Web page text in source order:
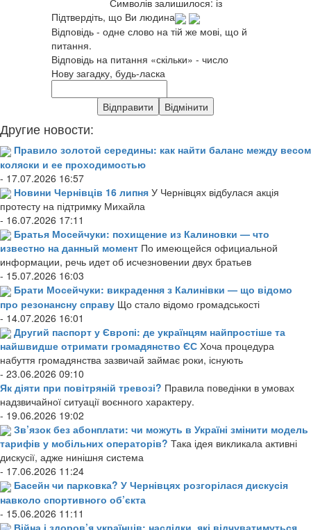
Символів залишилося: із
Підтвердіть, що Ви людина
Відповідь - одне слово на тій же мові, що й
питання.
Відповідь на питання «скільки» - число
Нову загадку, будь-ласка
Другие новости:
Правило золотой середины: как найти баланс между весом
коляски и ее проходимостью
- 17.07.2026 16:57
Новини Чернівців 16 липня У Чернівцях відбулася акція
протесту на підтримку Михайла
- 16.07.2026 17:11
Братья Мосейчуки: похищение из Калиновки — что
известно на данный момент По имеющейся официальной
информации, речь идет об исчезновении двух братьев
- 15.07.2026 16:03
Брати Мосейчуки: викрадення з Калинівки — що відомо
про резонансну справу Що стало відомо громадськості
- 14.07.2026 16:01
Другий паспорт у Європі: де українцям найпростіше та
найшвидше отримати громадянство ЄС Хоча процедура
набуття громадянства зазвичай займає роки, існують
- 23.06.2026 09:10
Як діяти при повітряній тревозі? Правила поведінки в умовах
надзвичайної ситуації воєнного характеру.
- 19.06.2026 19:02
Зв’язок без абонплати: чи можуть в Україні змінити модель
тарифів у мобільних операторів? Така ідея викликала активні
дискусії, адже нинішня система
- 17.06.2026 11:24
Басейн чи парковка? У Чернівцях розгорілася дискусія
навколо спортивного об’єкта
- 15.06.2026 11:11
Війна і здоров’я українців: наслідки, які відчуватимуться